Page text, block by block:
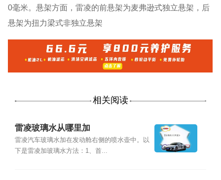
0毫米。悬架方面，雷凌的前悬架为麦弗逊式独立悬架，后
悬架为扭力梁式非独立悬架
相关阅读
雷凌玻璃水从哪里加
雷凌汽车玻璃水加在发动舱右侧的喷水壶中。以
下是雷凌加玻璃水方法：1、首...